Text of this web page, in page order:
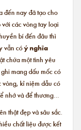
đến nay đã tạo cho
các vòng tay loại
bí đến đâu thì
vẫn cóý nghĩa
chứa một tình yêu
mang dấu mốc có
kỉ niệm dẫu có
nhớ và để thương…
thật đẹp và sâu sắc.
chất liệu được kết